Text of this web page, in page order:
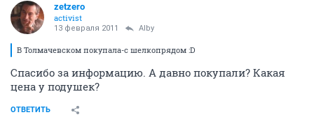
zetzero
activist
13 февраля 2011 Alby
В Толмачевском покупала-с шелкопрядом :D
Спасибо за информацию. А давно покупали? Какая
цена у подушек?
ОТВЕТИТЬ